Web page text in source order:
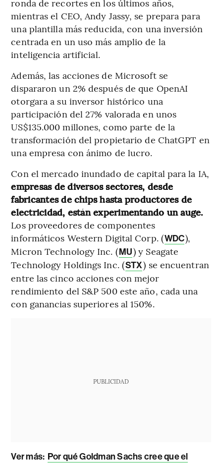
ronda de recortes en los últimos años,
mientras el CEO, Andy Jassy, ​​se prepara para
una plantilla más reducida, con una inversión
centrada en un uso más amplio de la
inteligencia artificial.
Además, las acciones de Microsoft se
dispararon un 2% después de que OpenAI
otorgara a su inversor histórico una
participación del 27% valorada en unos
US$135.000 millones, como parte de la
transformación del propietario de ChatGPT en
una empresa con ánimo de lucro.
Con el mercado inundado de capital para la IA,
empresas de diversos sectores, desde
fabricantes de chips hasta productores de
electricidad, están experimentando un auge.
Los proveedores de componentes
informáticos Western Digital Corp. (WDC),
Micron Technology Inc. (MU) y Seagate
Technology Holdings Inc. (STX) se encuentran
entre las cinco acciones con mejor
rendimiento del S&P 500 este año, cada una
con ganancias superiores al 150%.
PUBLICIDAD
Ver más: Por qué Goldman Sachs cree que el